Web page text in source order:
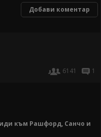
Добави коментар
6141 1
към Рашфорд, Санчо и